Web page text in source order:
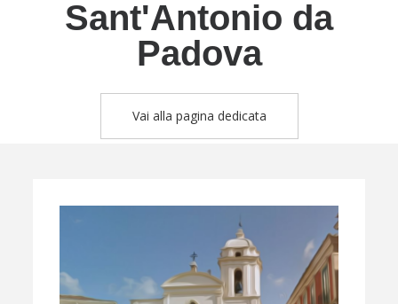
Sant'Antonio da
Padova
Vai alla pagina dedicata